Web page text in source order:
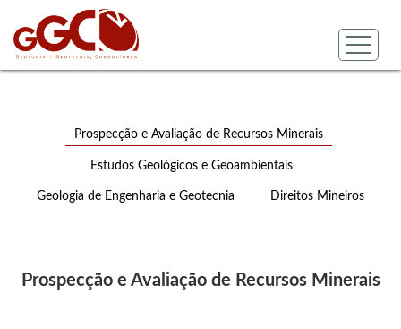
Prospecção e Avaliação de Recursos Minerais
Estudos Geológicos e Geoambientais
Geologia de Engenharia e Geotecnia Direitos Mineiros
Prospecção e Avaliação de Recursos Minerais